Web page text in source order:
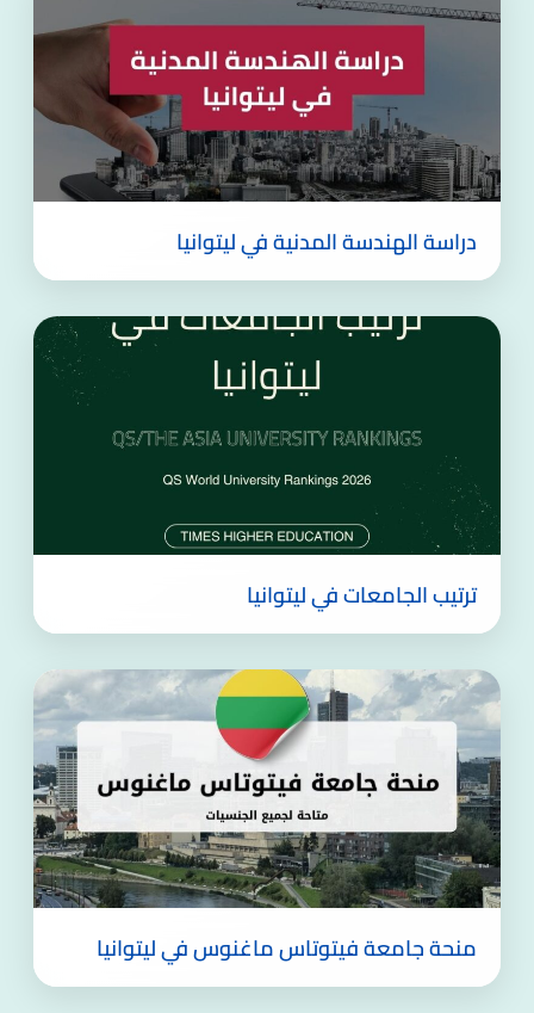
دراسة الهندسة المدنية في ليتوانيا
ترتيب الجامعات في ليتوانيا
منحة جامعة فيتوتاس ماغنوس في ليتوانيا